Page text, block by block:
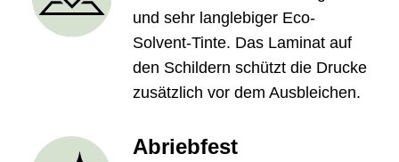
und sehr langlebiger Eco-
Solvent-Tinte. Das Laminat auf
den Schildern schützt die Drucke
zusätzlich vor dem Ausbleichen.
Abriebfest